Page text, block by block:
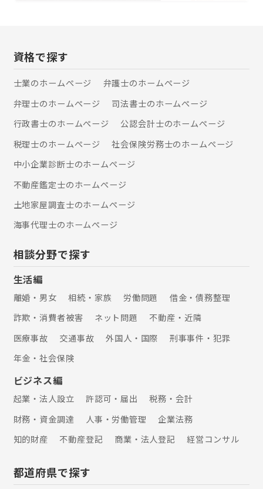
資格で探す
士業のホームぺージ
弁護士のホームぺージ
弁理士のホームぺージ
司法書士のホームぺージ
行政書士のホームぺージ
公認会計士のホームぺージ
税理士のホームぺージ
社会保険労務士のホームぺージ
中小企業診断士のホームぺージ
不動産鑑定士のホームぺージ
土地家屋調査士のホームぺージ
海事代理士のホームぺージ
相談分野で探す
生活編
離婚・男女 相続・家族 労働問題
借金・債務整理
詐欺・消費者被害
ネット問題
不動産・近隣
医療事故
交通事故 外国人・国際
刑事事件・犯罪
年金・社会保険
ビジネス編
起業・法人設立 許認可・届出
税務・会計
財務・資金調達
人事・労働管理
企業法務
知的財産
不動産登記 商業・法人登記 経営コンサル
都道府県で探す